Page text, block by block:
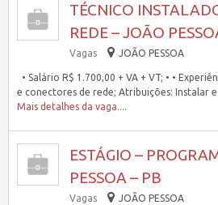
TÉCNICO
REDE – JOÃO
Vagas JOÃO PESSOA
• Salário R$ 1.700,00 + VA + VT; • •
e conectores de rede; Atribuições: Instalar
Mais detalhes da vaga....
ESTÁGIO –
PESSOA – PB
Vagas JOÃO PESSOA